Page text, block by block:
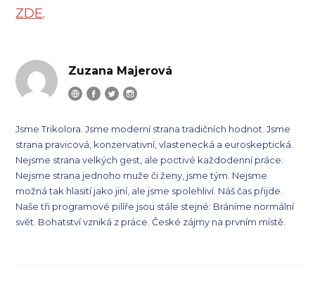
ZDE.
Zuzana Majerová
Jsme Trikolora. Jsme moderní strana tradičních hodnot. Jsme
strana pravicová, konzervativní, vlastenecká a euroskeptická.
Nejsme strana velkých gest, ale poctivé každodenní práce.
Nejsme strana jednoho muže či ženy, jsme tým. Nejsme
možná tak hlasití jako jiní, ale jsme spolehliví. Náš čas přijde.
Naše tři programové pilíře jsou stále stejné: Bráníme normální
svět. Bohatství vzniká z práce. České zájmy na prvním místě.